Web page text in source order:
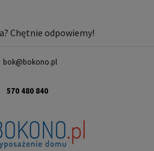
Chętnie odpowiemy!
bok@bokono.pl
570 480 840